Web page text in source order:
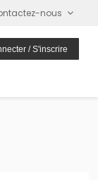
nous
/ S'inscrire